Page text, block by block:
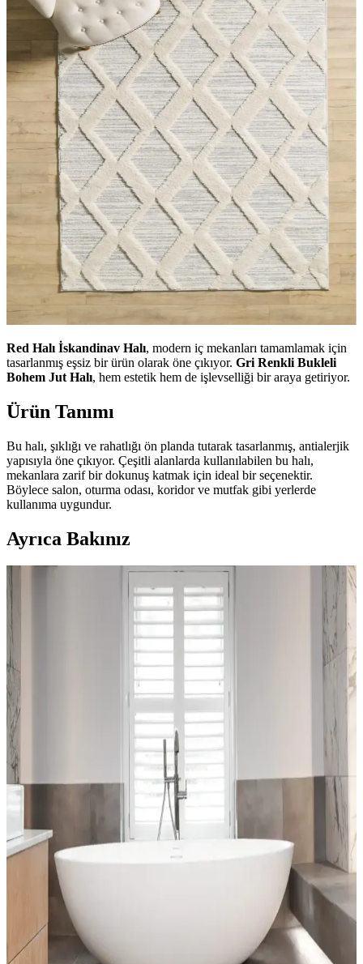
Red Halı İskandinav Halı, modern iç mekanları tamamlamak için
tasarlanmış eşsiz bir ürün olarak öne çıkıyor. Gri Renkli Bukleli
Bohem Jut Halı, hem estetik hem de işlevselliği bir araya getiriyor.
Ürün Tanımı
Bu halı, şıklığı ve rahatlığı ön planda tutarak tasarlanmış, antialerjik
yapısıyla öne çıkıyor. Çeşitli alanlarda kullanılabilen bu halı,
mekanlara zarif bir dokunuş katmak için ideal bir seçenektir.
Böylece salon, oturma odası, koridor ve mutfak gibi yerlerde
kullanıma uygundur.
Ayrıca Bakınız
Bella Halılar: Estetik ve Dayanıklılığıyla İç
Mekânlara Şıklık Katan Çözüm
Bella halılar, çeşitli tasarım ve malzeme seçenekleriyle iç mekânlara
estetik ve dayanıklılık kazandırır. Kullanım alanlarına uygun bakım
ipuçlarıyla uzun ömür sağlar.
Dekoratif Mavi Halı Örtüsü Seçenekleri ve Ev
Dekorasyonunda Renk Uyumu
Ev dekorasyonunda mavi halı örtüleri, şıklık ve fonksiyonelliği bir
arada sunar. Çeşitli modeller ve renk tonlarıyla mekânlara ferah ve
sıcak atmosferler kazandırır.
Ev Dekorasyonunda Halı ve Kilim Seçimi: Trendler,
Malzemeler ve Pratik Tavsiyeler
Halı ve kilimler, ev dekorasyonunda estetik ve fonksiyonel
unsurlardır. Doğru seçimler, yaşam alanlarınızı şık ve kullanışlı kılar.
Güncel trendler ve pratik önerilerle evinizi yenileyin.
Estetik ve Pratik Halı Dekorasyon Teknikleri İçin
Güncel Uygulama Yöntemleri ve Malzeme
Seçenekleri